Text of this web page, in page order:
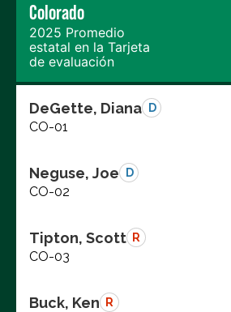
Colorado
2025 Promedio
estatal en la Tarjeta
de evaluación
DeGette, Diana D
CO-01
Neguse, Joe D
CO-02
Tipton, Scott R
CO-03
Buck, Ken R